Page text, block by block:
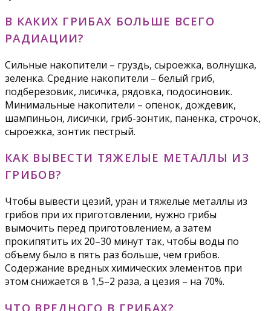
В КАКИХ ГРИБАХ БОЛЬШЕ ВСЕГО
РАДИАЦИИ?
Сильные накопители – груздь, сыроежка, волнушка,
зеленка. Средние накопители – белый гриб,
подберезовик, лисичка, рядовка, подосиновик.
Минимальные накопители – опенок, дождевик,
шампиньон, лисички, гриб-зонтик, паненка, строчок,
сыроежка, зонтик пестрый.
КАК ВЫВЕСТИ ТЯЖЕЛЫЕ МЕТАЛЛЫ ИЗ
ГРИБОВ?
Чтобы вывести цезий, уран и тяжелые металлы из
грибов при их приготовлении, нужно грибы
вымочить перед приготовлением, а затем
прокипятить их 20–30 минут так, чтобы воды по
объему было в пять раз больше, чем грибов.
Содержание вредных химических элементов при
этом снижается в 1,5–2 раза, а цезия – на 70%.
ЧТО ВРЕДНОГО В ГРИБАХ?